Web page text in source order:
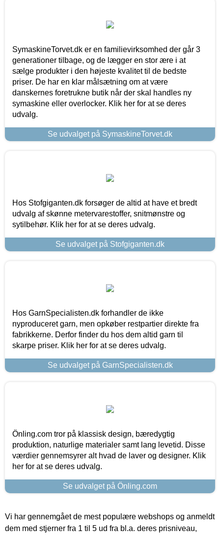
SymaskineTorvet.dk er en familievirksomhed der går 3
generationer tilbage, og de lægger en stor ære i at
sælge produkter i den højeste kvalitet til de bedste
priser. De har en klar målsætning om at være
danskernes foretrukne butik når der skal handles ny
symaskine eller overlocker. Klik her for at se deres
udvalg.
Se udvalget på SymaskineTorvet.dk
Hos Stofgiganten.dk forsøger de altid at have et bredt
udvalg af skønne metervarestoffer, snitmønstre og
sytilbehør. Klik her for at se deres udvalg.
Se udvalget på Stofgiganten.dk
Hos GarnSpecialisten.dk forhandler de ikke
nyproduceret garn, men opkøber restpartier direkte fra
fabrikkerne. Derfor finder du hos dem altid garn til
skarpe priser. Klik her for at se deres udvalg.
Se udvalget på GarnSpecialisten.dk
Önling.com tror på klassisk design, bæredygtig
produktion, naturlige materialer samt lang levetid. Disse
værdier gennemsyrer alt hvad de laver og designer. Klik
her for at se deres udvalg.
Se udvalget på Önling.com
Vi har gennemgået de mest populære webshops og anmeldt
dem med stjerner fra 1 til 5 ud fra bl.a. deres prisniveau,